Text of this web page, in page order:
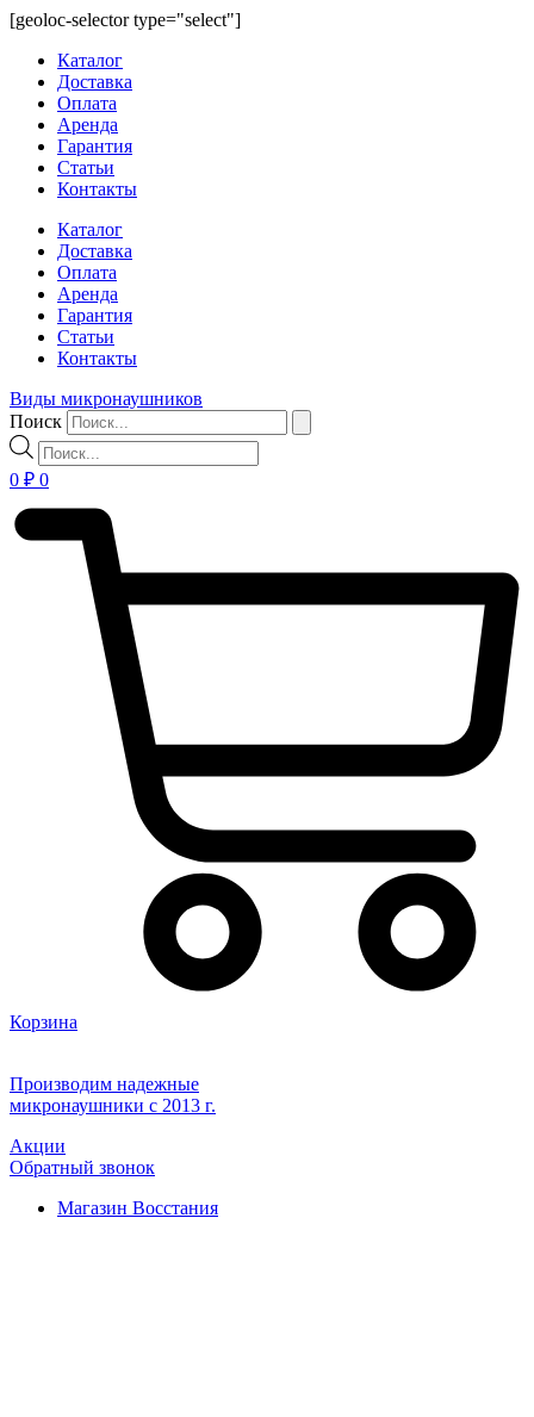
Перейти
содержимому
[geoloc-selector type="select"]
Каталог
Доставка
Оплата
Аренда
Гарантия
Статьи
Контакты
Каталог
Доставка
Оплата
Аренда
Гарантия
Статьи
Контакты
Виды микронаушников
Поиск
Поиск
товаров
0 ₽ 0
Корзина
Производим надежные
микронаушники с 2013 г.
Акции
Обратный звонок
Магазин Восстания